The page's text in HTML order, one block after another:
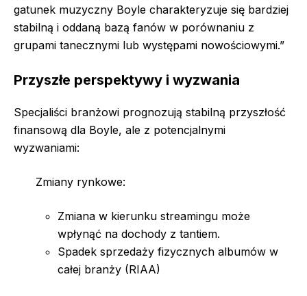
gatunek muzyczny Boyle charakteryzuje się bardziej
stabilną i oddaną bazą fanów w porównaniu z
grupami tanecznymi lub występami nowościowymi.”
Przyszłe perspektywy i wyzwania
Specjaliści branżowi prognozują stabilną przyszłość
finansową dla Boyle, ale z potencjalnymi
wyzwaniami:
Zmiany rynkowe:
Zmiana w kierunku streamingu może
wpłynąć na dochody z tantiem.
Spadek sprzedaży fizycznych albumów w
całej branży (RIAA)